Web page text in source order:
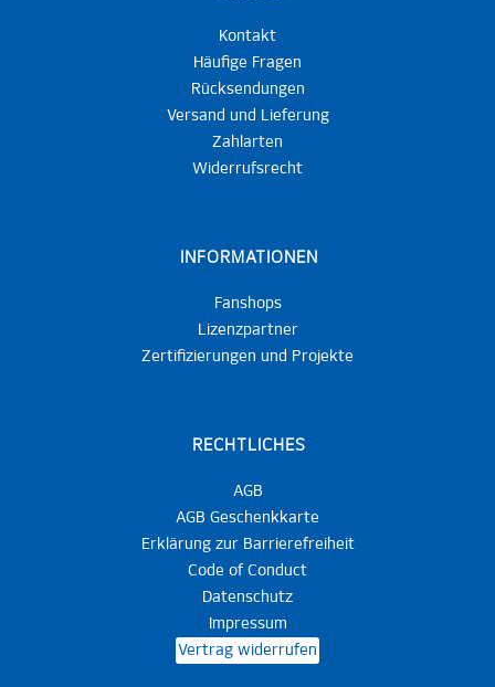
Kontakt
Häufige Fragen
Rücksendungen
Versand und Lieferung
Zahlarten
Widerrufsrecht
INFORMATIONEN
Fanshops
Lizenzpartner
Zertifizierungen und Projekte
RECHTLICHES
AGB
AGB Geschenkkarte
Erklärung zur Barrierefreiheit
Code of Conduct
Datenschutz
Impressum
Vertrag widerrufen